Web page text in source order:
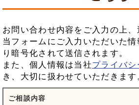
お問い合わせ内容をご入力の上、
当フォームにご入力いただいた情
り暗号化されて送信されます。
また、個人情報は当社プライバ
き、大切に扱わせていただきます
ご相談内容